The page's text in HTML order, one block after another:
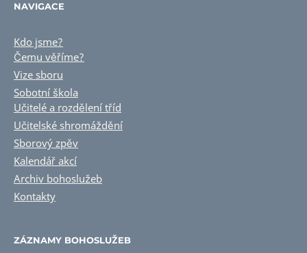
NAVIGACE
Kdo jsme?
Čemu věříme?
Vize sboru
Sobotní škola
Učitelé a rozdělení tříd
Učitelské shromáždění
Sborový zpěv
Kalendář akcí
Archiv bohoslužeb
Kontakty
ZÁZNAMY BOHOSLUŽEB